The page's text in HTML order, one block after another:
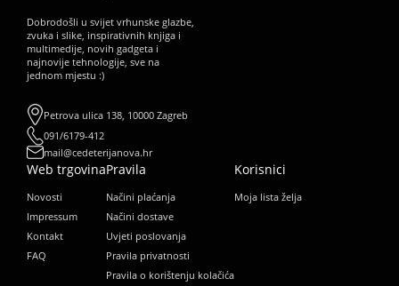
Dobrodošli u svijet vrhunske glazbe,
zvuka i slike, inspirativnih knjiga i
multimedije, novih gadgeta i
najnovije tehnologije, sve na
jednom mjestu :)
Petrova ulica 138, 10000 Zagreb
091/6179-412
mail@cedeterijanova.hr
Web trgovina
Novosti
Impressum
Kontakt
FAQ
Pravila
Načini plaćanja
Načini dostave
Uvjeti poslovanja
Pravila privatnosti
Pravila o korištenju kolačića
Korisnici
Moja lista želja